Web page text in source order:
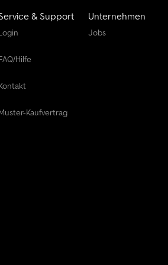
& Support
Hilfe
Kaufvertrag
Unternehmen
Jobs